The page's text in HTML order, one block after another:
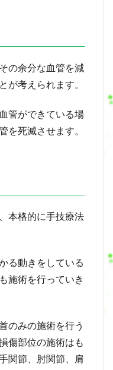
の余分な血管を減
が考えられます。
管ができている場
を死滅させます。
本格的に手技療法
る動きをしている
施術を行っていき
のみの施術を行う
傷部位の施術はも
関節、肘関節、肩